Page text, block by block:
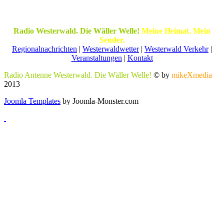
Radio Westerwald. Die Wäller Welle! Meine Heimat. Mein
Sender.
Regionalnachrichten | Westerwaldwetter| Westerwald Verkehr|
Veranstaltungen | Kontakt
Radio Antenne Westerwald. Die Wäller Welle! © by mikeXmedia
2013
Joomla Templates by Joomla-Monster.com